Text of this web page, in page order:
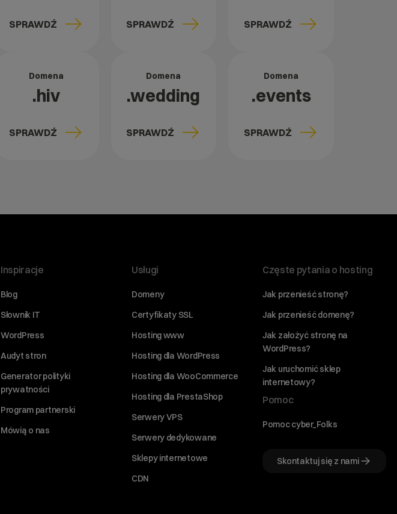
SPRAWDŹ SPRAWDŹ SPRAWDŹ
Domena
.hiv
SPRAWDŹ
Domena
.wedding
SPRAWDŹ
Domena
.events
SPRAWDŹ
Inspiracje
Blog
Słownik IT
WordPress
Audyt stron
Generator polityki
prywatności
Program partnerski
Mówią o nas
Usługi
Domeny
Certyfikaty SSL
Hosting www
Hosting dla WordPress
Hosting dla WooCommerce
Hosting dla PrestaShop
Serwery VPS
Serwery dedykowane
Sklepy internetowe
CDN
Częste pytania o hosting
Jak przenieść stronę?
Jak przenieść domenę?
Jak założyć stronę na
WordPress?
Jak uruchomić sklep
internetowy?
Pomoc
Pomoc cyber_Folks
Skontaktuj się z nami